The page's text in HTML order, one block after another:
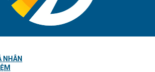
NHÂN